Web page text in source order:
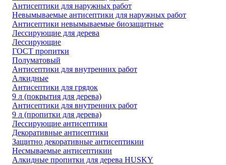
Антисептики для наружных работ
Невымываемые антисептики для наружных работ
Антисептики невымываемые биозащитные
Лессирующие для дерева
Лессирующие
ГОСТ пропитки
Полуматовый
Антисептики для внутренних работ
Алкидные
Антисептики для грядок
9 л (покрытия для дерева)
Антисептики для внутренних работ
9 л (пропитки для дерева)
Лессирующие антисептики
Декоративные антисептики
Защитно декоративные антисептикии
Несмываемые антисептикии
Алкидные пропитки для дерева HUSKY